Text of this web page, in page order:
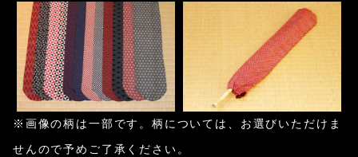
※画像の柄は一部です。柄については、お選びいただけま
せんので予めご了承ください。